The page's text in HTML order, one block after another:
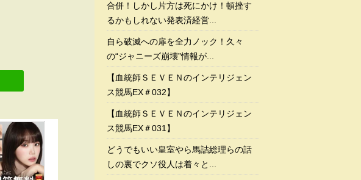
合併！しかし片方は死にかけ！頓挫す
るかもしれない発表済経営...
自ら破滅への扉を全力ノック！久々
の“ジャニーズ崩壊”情報が...
【血統師ＳＥＶＥＮのインテリジェン
ス競馬EX＃032】
【血統師ＳＥＶＥＮのインテリジェン
ス競馬EX＃031】
どうでもいい皇室やら馬詰総理らの話
しの裏でクソ役人は着々と...